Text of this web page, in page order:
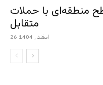
با حملات
متقابل
26 اسفند , 1404